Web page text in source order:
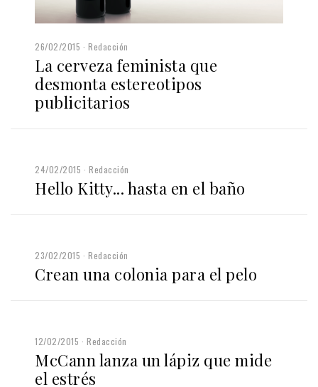
26/02/2015 Redacción
La cerveza feminista que
desmonta estereotipos
publicitarios
24/02/2015 Redacción
Hello Kitty... hasta en el baño
23/02/2015 Redacción
Crean una colonia para el pelo
12/02/2015 Redacción
McCann lanza un lápiz que mide
el estrés